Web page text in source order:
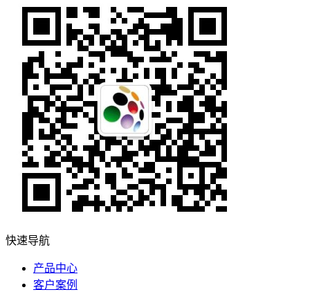
快速导航
产品中心
客户案例